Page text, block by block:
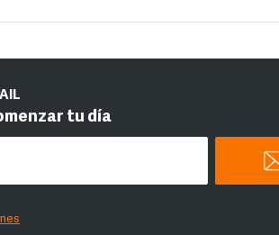
tu día